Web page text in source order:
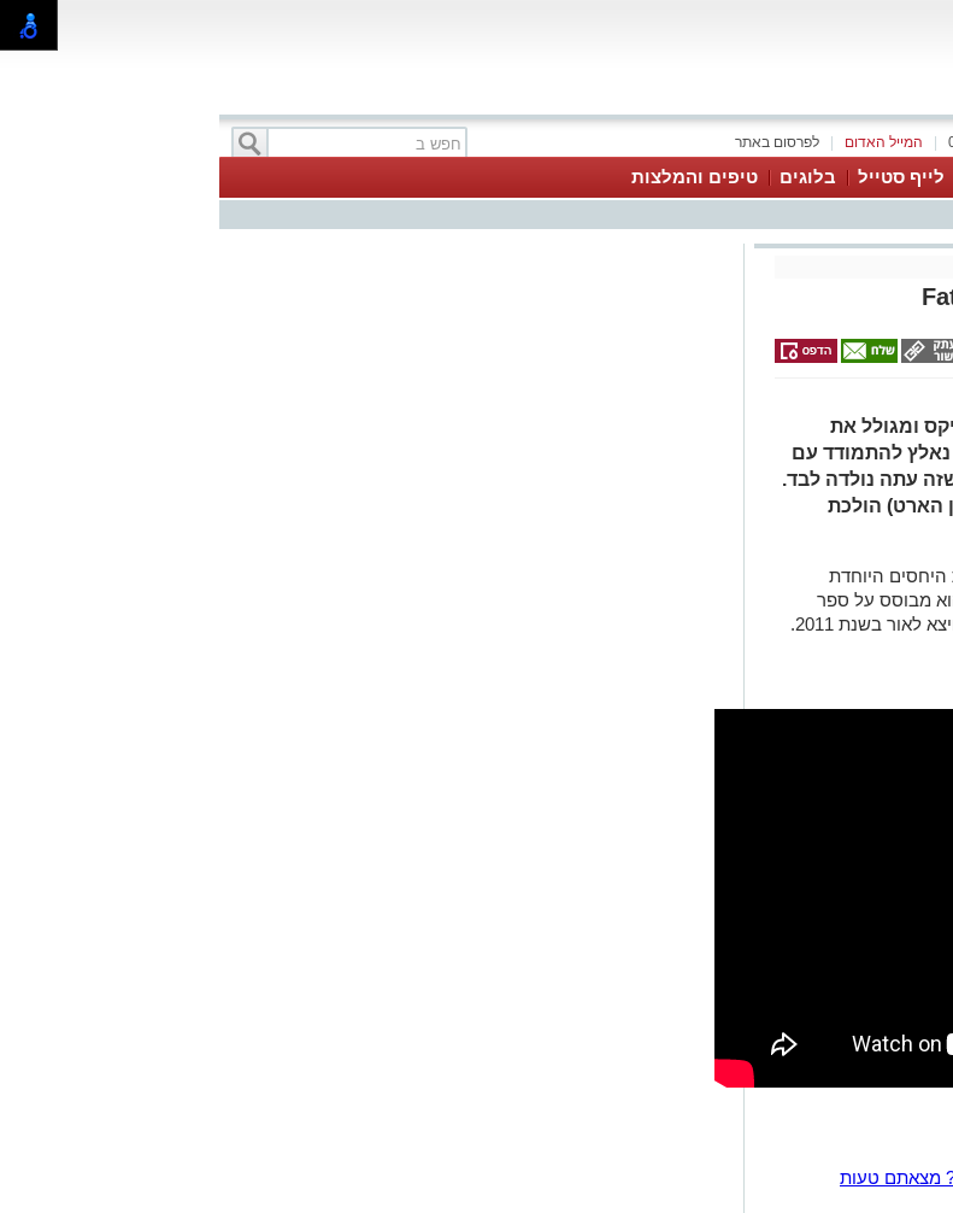
לפרסום באתר המייל האדום
לייף סטייל בלוגים טיפים והמלצות
ומגולל את
נאלץ להתמודד עם
עתה נולדה לבד.
הארט) הולכת
היוחדת
מבוסס על ספר
בשנת 2011.
מצאתם טעות